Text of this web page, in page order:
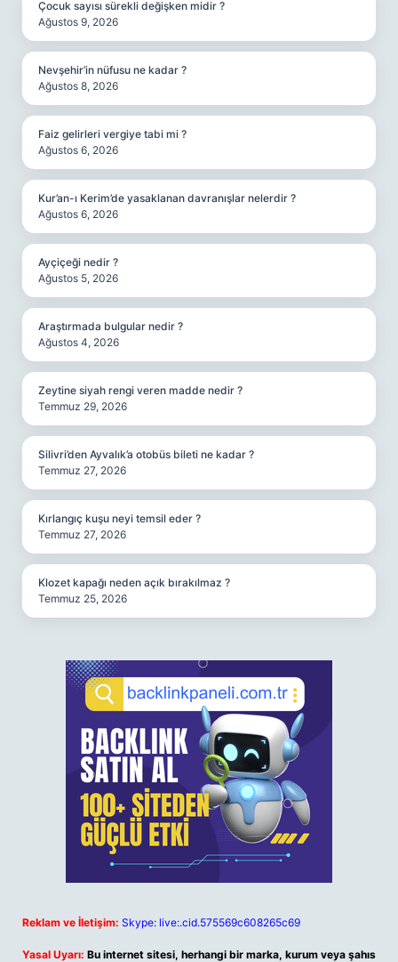
Çocuk sayısı sürekli değişken midir ?
Ağustos 9, 2026
Nevşehir’in nüfusu ne kadar ?
Ağustos 8, 2026
Faiz gelirleri vergiye tabi mi ?
Ağustos 6, 2026
Kur’an-ı Kerim’de yasaklanan davranışlar nelerdir ?
Ağustos 6, 2026
Ayçiçeği nedir ?
Ağustos 5, 2026
Araştırmada bulgular nedir ?
Ağustos 4, 2026
Zeytine siyah rengi veren madde nedir ?
Temmuz 29, 2026
Silivri’den Ayvalık’a otobüs bileti ne kadar ?
Temmuz 27, 2026
Kırlangıç kuşu neyi temsil eder ?
Temmuz 27, 2026
Klozet kapağı neden açık bırakılmaz ?
Temmuz 25, 2026
Reklam ve İletişim: Skype: live:.cid.575569c608265c69
Yasal Uyarı: Bu internet sitesi, herhangi bir marka, kurum veya şahıs